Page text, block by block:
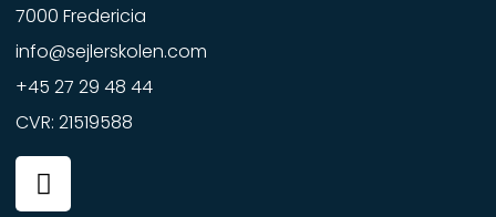
7000 Fredericia
info@sejlerskolen.com
+45 27 29 48 44
CVR: 21519588
F
a